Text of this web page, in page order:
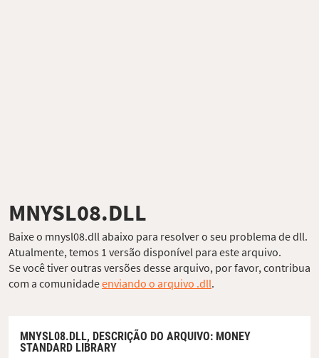
MNYSL08.DLL
Baixe o mnysl08.dll abaixo para resolver o seu problema de dll.
Atualmente, temos 1 versão disponível para este arquivo.
Se você tiver outras versões desse arquivo, por favor, contribua
com a comunidadeenviando o arquivo .dll.
MNYSL08.DLL, DESCRIÇÃO DO ARQUIVO: MONEY
STANDARD LIBRARY